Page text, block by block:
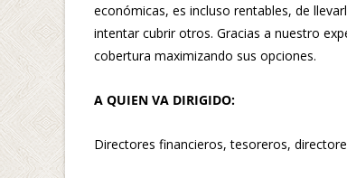
económicas, es incluso rentables, de
intentar cubrir otros. Gracias a nuestro
cobertura maximizando sus opciones.
A QUIEN VA DIRIGIDO:
Directores financieros, tesoreros,